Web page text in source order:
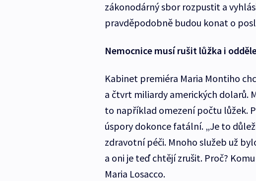
zákonodárný sbor rozpustit a
pravděpodobně budou konat o
Nemocnice musí rušit lůžka i
Kabinet premiéra Maria Montiho
a čtvrt miliardy amerických dolarů.
to například omezení počtu lůžek.
úspory dokonce fatální. „Je to
zdravotní péči. Mnoho služeb už
a oni je teď chtějí zrušit. Proč?
Maria Losacco.